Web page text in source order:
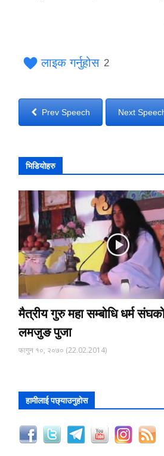
लाइक गर्नुहोस 2
Prev Speech Next
भिडियोहरु
मैत्रीय गुरु महा सम्बोधि धर्म
लमजुङ पुजा
फागुन १०, २०७० (22.02.2014)
हामीलाई पछ्याउनुहोस